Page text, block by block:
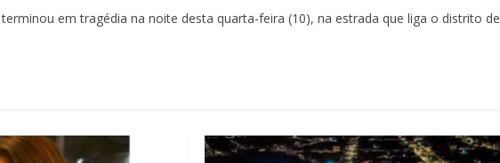
em tragédia na noite desta quarta-feira (10), na estrada que liga o distrito de